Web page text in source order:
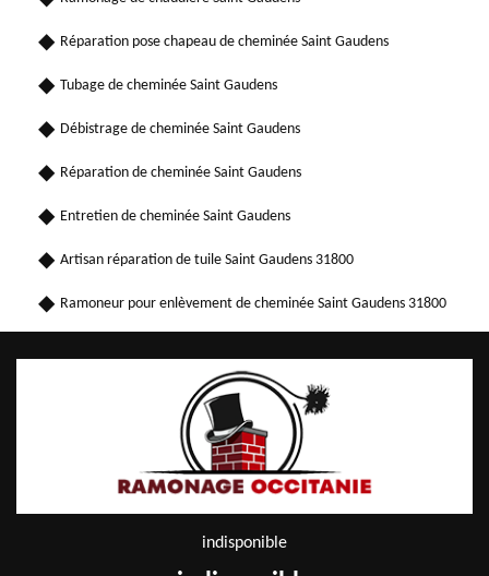
Réparation pose chapeau de cheminée Saint Gaudens
Tubage de cheminée Saint Gaudens
Débistrage de cheminée Saint Gaudens
Réparation de cheminée Saint Gaudens
Entretien de cheminée Saint Gaudens
Artisan réparation de tuile Saint Gaudens 31800
Ramoneur pour enlèvement de cheminée Saint Gaudens 31800
indisponible